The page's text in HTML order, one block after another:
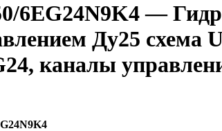
6EG24N9K4 —
Ду25 схема
каналы